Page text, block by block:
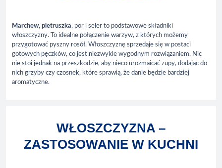
Marchew, pietruszka, por i seler to podstawowe składniki
włoszczyzny. To idealne połączenie warzyw, z których możemy
przygotować pyszny rosół. Włoszczyznę sprzedaje się w postaci
gotowych pęczków, co jest niezwykle wygodnym rozwiązaniem. Nic
nie stoi jednak na przeszkodzie, aby nieco urozmaicać zupy, dodając do
nich grzyby czy czosnek, które sprawią, że danie będzie bardziej
aromatyczne.
WŁOSZCZYZNA –
ZASTOSOWANIE W KUCHNI